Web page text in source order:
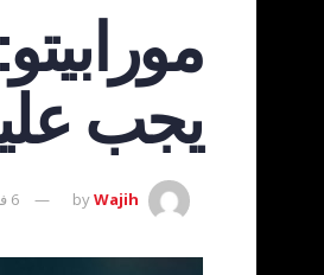
يجب
byWajih 6 فبراير 2024